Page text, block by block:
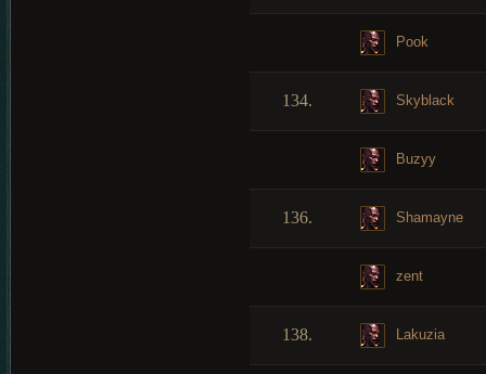
Pook
134. Skyblack
Buzyy
136. Shamayne
zent
138. Lakuzia